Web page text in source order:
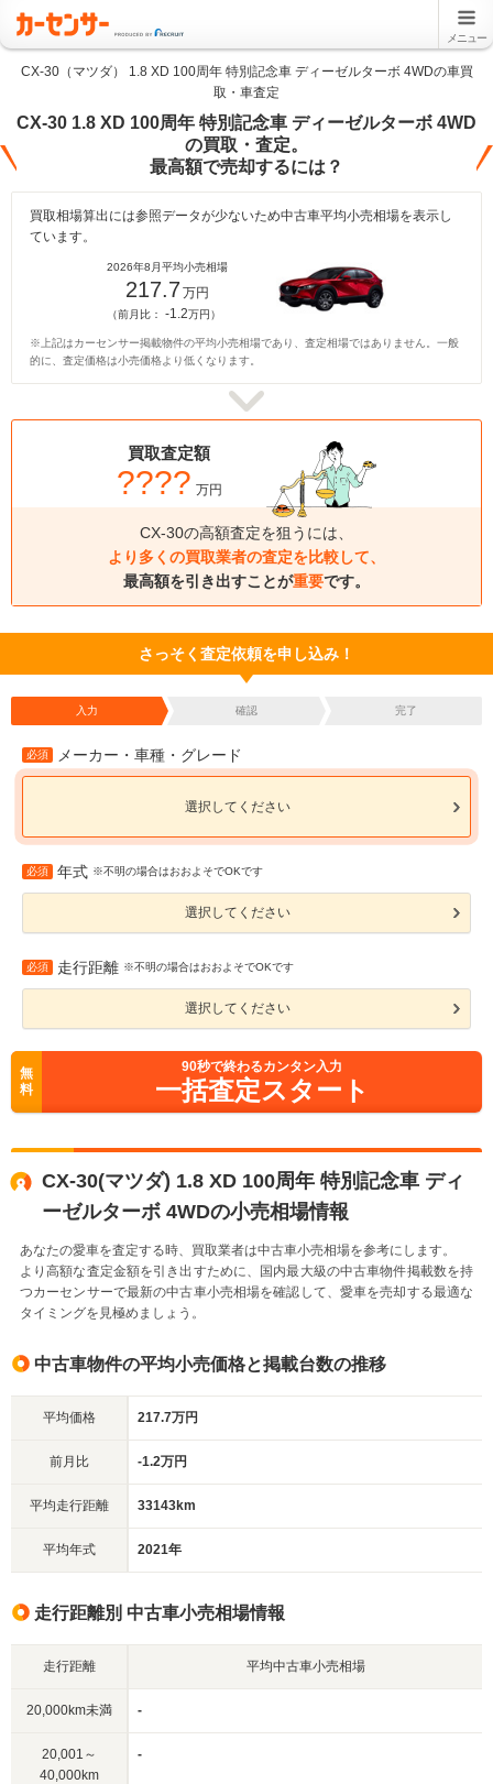
メニュー
CX-30（マツダ） 1.8 XD 100周年 特別記念車 ディーゼルターボ 4WDの車買
取・車査定
CX-30 1.8 XD 100周年 特別記念車 ディーゼルターボ 4WD
の買取・査定。
最高額で売却するには？
買取相場算出には参照データが少ないため中古車平均小売相場を表示し
ています。
2026年8月平均小売相場
217.7万円
（前月比： -1.2万円）
※上記はカーセンサー掲載物件の平均小売相場であり、査定相場ではありません。一般
的に、査定価格は小売価格より低くなります。
買取査定額
???? 万円
CX-30の高額査定を狙うには、
より多くの買取業者の査定を比較して、
最高額を引き出すことが重要です。
さっそく査定依頼を申し込み！
入力 確認 完了
必須 メーカー・車種・グレード
選択してください
必須 年式 ※不明の場合はおおよそでOKです
選択してください
必須 走行距離 ※不明の場合はおおよそでOKです
選択してください
無
料
90秒で終わるカンタン入力
一括査定スタート
CX-30(マツダ) 1.8 XD 100周年 特別記念車 ディ
ーゼルターボ 4WDの小売相場情報
あなたの愛車を査定する時、買取業者は中古車小売相場を参考にします。
より高額な査定金額を引き出すために、国内最大級の中古車物件掲載数を持
つカーセンサーで最新の中古車小売相場を確認して、愛車を売却する最適な
タイミングを見極めましょう。
中古車物件の平均小売価格と掲載台数の推移
平均価格 217.7万円
前月比 -1.2万円
平均走行距離 33143km
平均年式 2021年
走行距離別 中古車小売相場情報
走行距離 平均中古車小売相場
20,000km未満 -
20,001～
40,000km
-